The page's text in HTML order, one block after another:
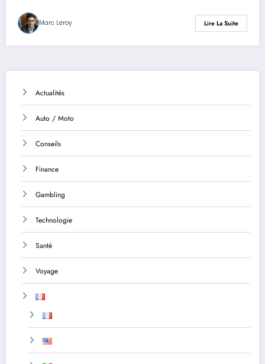
Marc Leroy Lire La Suite
Actualités
Auto / Moto
Conseils
Finance
Gambling
Technologie
Santé
Voyage